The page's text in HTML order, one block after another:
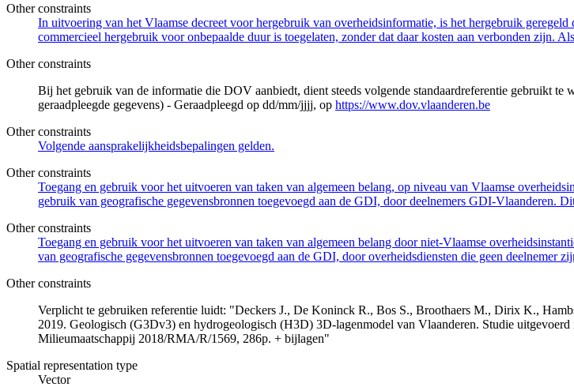
Other constraints
In uitvoering van het Vlaamse decreet voor hergebruik van overheidsinformatie, is het hergebruik
commercieel hergebruik voor onbepaalde duur is toegelaten, zonder dat daar kosten aan verbonden zijn.
Other constraints
Bij het gebruik van de informatie die DOV aanbiedt, dient steeds volgende standaardreferentie gebruikt
geraadpleegde gegevens) - Geraadpleegd op dd/mm/jjjj, op https://www.dov.vlaanderen.be
Other constraints
Volgende aansprakelijkheidsbepalingen gelden.
Other constraints
Toegang en gebruik voor het uitvoeren van taken van algemeen belang, op niveau van Vlaamse
gebruik van geografische gegevensbronnen toegevoegd aan de GDI, door deelnemers GDI-Vlaanderen.
Other constraints
Toegang en gebruik voor het uitvoeren van taken van algemeen belang door niet-Vlaamse
van geografische gegevensbronnen toegevoegd aan de GDI, door overheidsdiensten die geen deelnemer
Other constraints
Verplicht te gebruiken referentie luidt: "Deckers J., De Koninck R., Bos S., Broothaers M., Dirix K.,
2019. Geologisch (G3Dv3) en hydrogeologisch (H3D) 3D-lagenmodel van Vlaanderen. Studie
Milieumaatschappij 2018/RMA/R/1569, 286p. + bijlagen"
Spatial representation type
Vector